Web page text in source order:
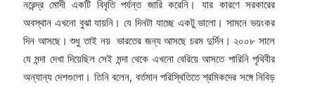
নরেন্দ্র মোদী একটি বিবৃতি পর্যন্ত জারি করেনি। যার কারণে সরকারের
অবস্থান এখনো বুঝা যায়নি। যে দিনটা যাচ্ছে একটু ভালো। সামনে ভয়ংকর
দিন আসছে। শুধু তাই নয় ভারতের জন্য আসছে চরম দুর্দিন। ২০০৮ সালে
যে মন্দা দেখা দিয়েছিল সেই মন্দা থেকে এখনো বেরিয়ে আসতে পারিনি পৃথিবীর
অন্যান্য দেশগুলো। তিনি বলেন, বর্তমান পরিস্থিতিতে শ্রমিকদের সঙ্গে নিবিড়